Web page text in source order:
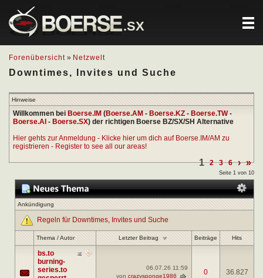
.SX
Forenübersicht » Netzwelt
Downtimes, Invites und Suche
Hinweise
Willkommen bei Boerse.IM (Boerse.AM - Boerse.KZ - Boerse.TW-
Boerse.AI - Boerse.SX) der richtigen Boerse BZ/SX/SH Alternative
Hier gehts zur Anmeldung - Klicke hier um dich auf Boerse.IM/AM zu
registrieren - Register to see all our areas!
1 2 3 6 › »
Seite 1 von 10
Ankündigung
Regeln für Downtimes, Invites und Suche
Thema/Autor Letzter Beitrag Beiträge Hits
bs.to
burning-
series.to
06.07.26 11:59
von crazysponge1986 0 36.827